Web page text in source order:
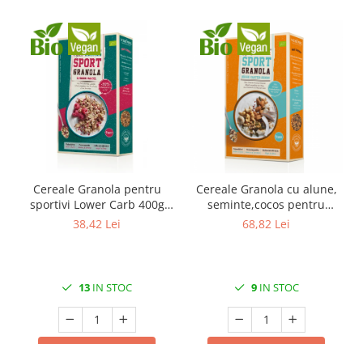
Cereale Granola pentru
sportivi Lower Carb 400g
Verival Bio
38,42 Lei
13 IN STOC
Cereale Granola cu alune,
seminte,cocos pentru
sportivi 400gr Verival Bio
68,82 Lei
9IN STOC